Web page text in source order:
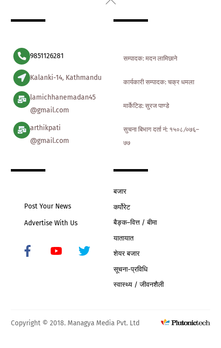
9851126281
Kalanki-14, Kathmandu
lamichhanemadan45
@gmail.com
arthikpati
@gmail.com
सम्पादक: मदन लामिछाने
कार्यकारी सम्पादक: चक्र धमला
मार्केटिड: सुरज पाण्डे
सुचना बिभाग दर्ता नं: १५०८ ∕०७६–
७७
Post Your News
Advertise With Us
Icon
बजार
कर्पोरेट
बैङ्क–वित्त / बीमा
यातायात
शेयर बजार
सूचना-प्रविधि
स्वास्थ्य / जीवनशैली
Copyright © 2018. Managya Media Pvt. Ltd